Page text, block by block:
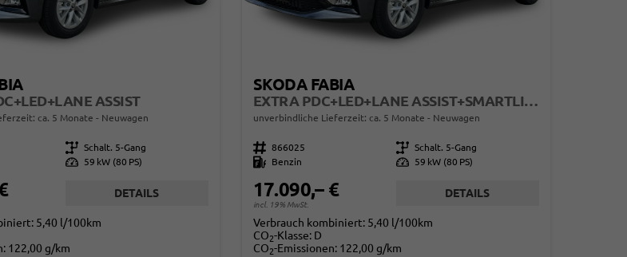
ASSIST
ca. 5 Monate Neuwagen
Getriebe Schalt. 5-Gang
Leistung 59 kW (80 PS)
DETAILS
5,40 l/100km
122,00 g/km
SKODA FABIA
EXTRA PDC+LED+LANE ASSIST+SMARTLINK
unverbindliche Lieferzeit: ca. 5 Monate Neuwagen
Fahrzeugnr. 866025 Getriebe Schalt. 5-Gang
Kraftstoff
Benzin Leistung 59 kW (80 PS)
17.090,– €
incl. 19% MwSt.
DETAILS
Verbrauch kombiniert: 5,40 l/100km
CO2-Klasse: D
CO2-Emissionen: 122,00 g/km